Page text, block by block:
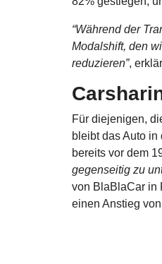
“Während der
Modalshift, den
reduzieren”,
Für diejenigen,
bleibt das Auto
bereits vor dem
gegenseitig zu
von BlaBlaCar in
einen Anstieg